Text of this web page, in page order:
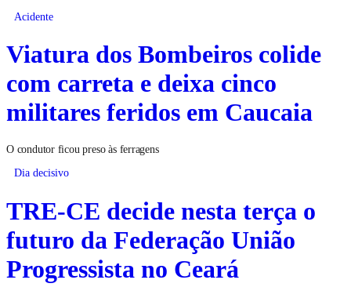
Acidente
Viatura dos Bombeiros colide
com carreta e deixa cinco
militares feridos em Caucaia
O condutor ficou preso às ferragens
Dia decisivo
TRE-CE decide nesta terça o
futuro da Federação União
Progressista no Ceará